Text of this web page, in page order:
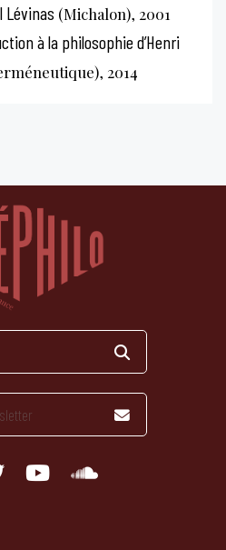
Lévinas (Michalon), 2001
à la philosophie d’Henri
2014